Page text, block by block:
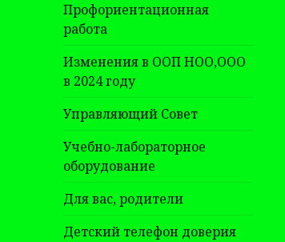
Профориентационная
работа
Изменения в ООП НОО,ООО
в 2024 году
Управляющий Совет
Учебно-лабораторное
оборудование
Для вас, родители
Детский телефон доверия